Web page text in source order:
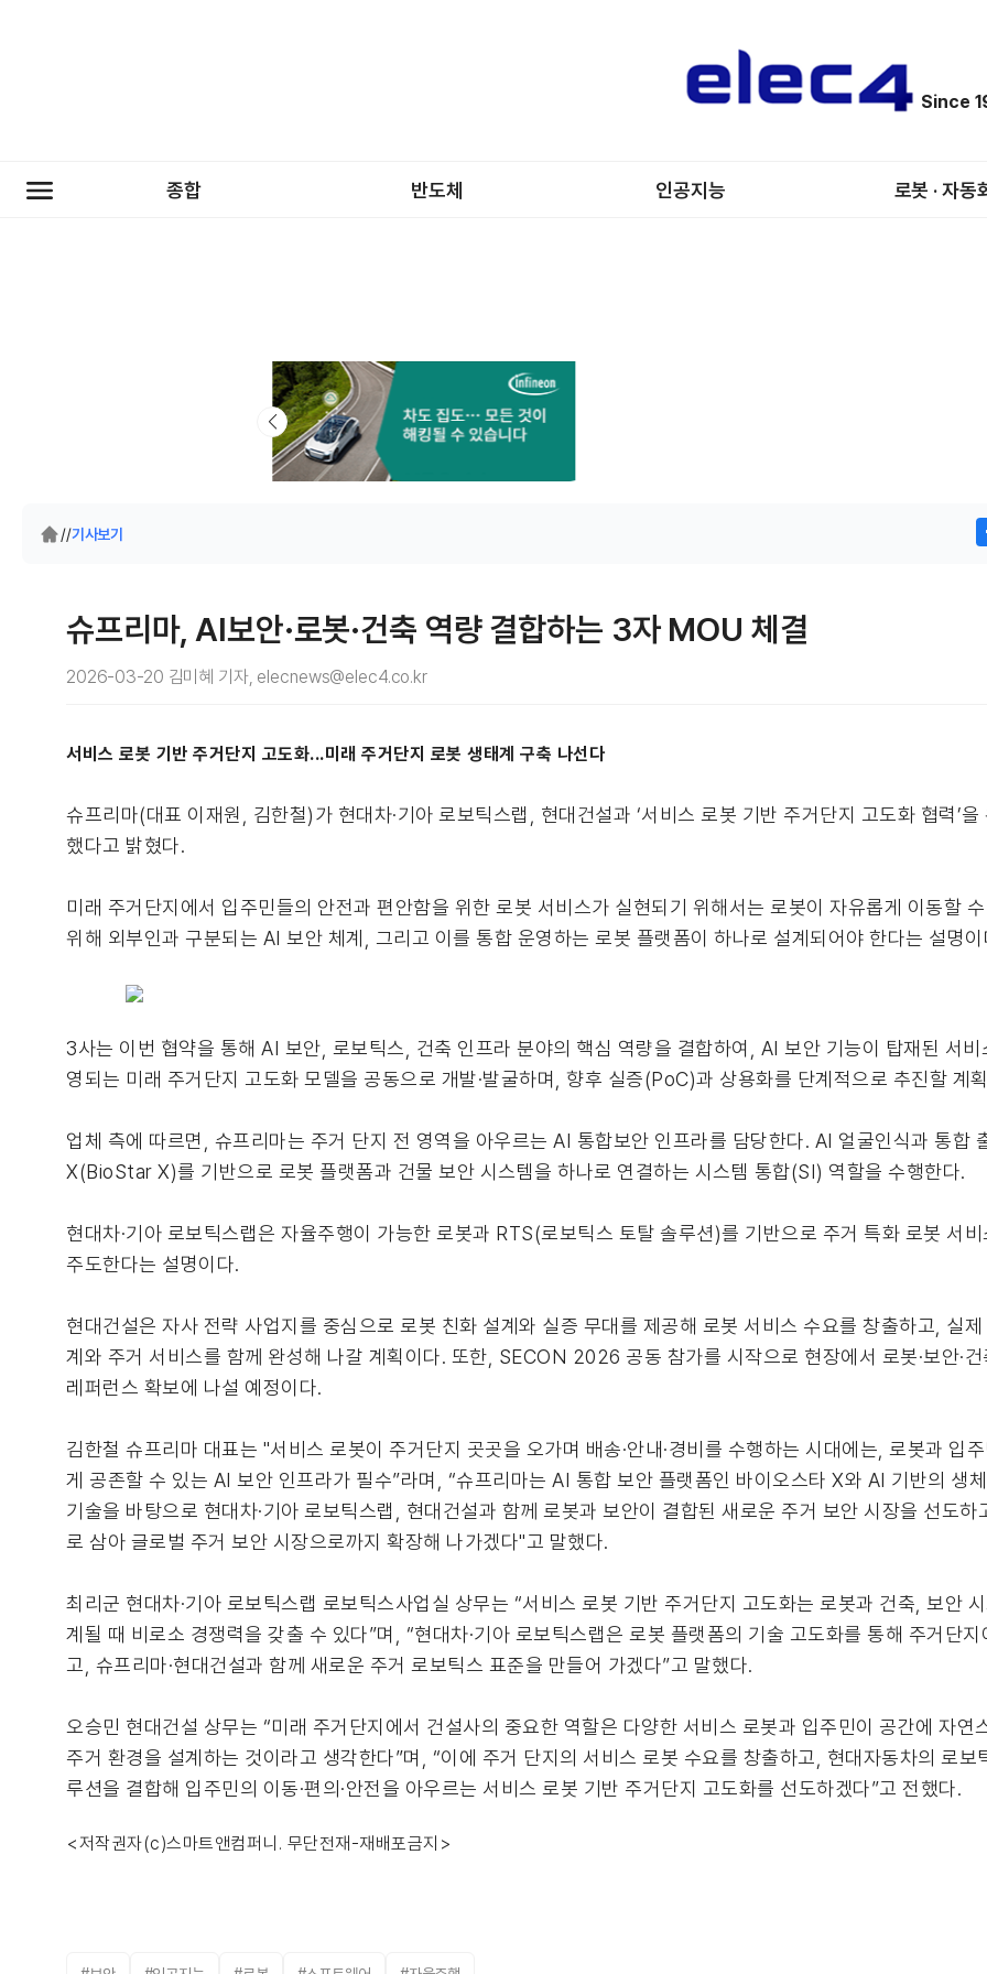
Since
종합 반도체 인공지능 로봇 · 자동
//기사보기
슈프리마, AI보안·로봇·건축 역량 결합하는 3자 MOU 체결
2026-03-20 김미혜 기자, elecnews@elec4.co.kr
서비스 로봇 기반 주거단지 고도화...미래 주거단지 로봇 생태계 구축 나선다
슈프리마(대표 이재원, 김한철)가 현대차·기아 로보틱스랩, 현대건설과 ‘서비스 로봇 기반 주거단지 고도화 협력’
했다고 밝혔다.
미래 주거단지에서 입주민들의 안전과 편안함을 위한 로봇 서비스가 실현되기 위해서는 로봇이 자유롭게 이동할
위해 외부인과 구분되는 AI 보안 체계, 그리고 이를 통합 운영하는 로봇 플랫폼이 하나로 설계되어야 한다는 설명
3사는 이번 협약을 통해 AI 보안, 로보틱스, 건축 인프라 분야의 핵심 역량을 결합하여, AI 보안 기능이 탑재된 서
영되는 미래 주거단지 고도화 모델을 공동으로 개발·발굴하며, 향후 실증(PoC)과 상용화를 단계적으로 추진할 계
업체 측에 따르면, 슈프리마는 주거 단지 전 영역을 아우르는 AI 통합보안 인프라를 담당한다. AI 얼굴인식과 통합
X(BioStar X)를 기반으로 로봇 플랫폼과 건물 보안 시스템을 하나로 연결하는 시스템 통합(SI) 역할을 수행한다.
현대차·기아 로보틱스랩은 자율주행이 가능한 로봇과 RTS(로보틱스 토탈 솔루션)를 기반으로 주거 특화 로봇 서
주도한다는 설명이다.
현대건설은 자사 전략 사업지를 중심으로 로봇 친화 설계와 실증 무대를 제공해 로봇 서비스 수요를 창출하고, 실
계와 주거 서비스를 함께 완성해 나갈 계획이다. 또한, SECON 2026 공동 참가를 시작으로 현장에서 로봇·보안·
레퍼런스 확보에 나설 예정이다.
김한철 슈프리마 대표는 "서비스 로봇이 주거단지 곳곳을 오가며 배송·안내·경비를 수행하는 시대에는, 로봇과 입
게 공존할 수 있는 AI 보안 인프라가 필수”라며, “슈프리마는 AI 통합 보안 플랫폼인 바이오스타 X와 AI 기반의 생
기술을 바탕으로 현대차·기아 로보틱스랩, 현대건설과 함께 로봇과 보안이 결합된 새로운 주거 보안 시장을 선도
로 삼아 글로벌 주거 보안 시장으로까지 확장해 나가겠다"고 말했다.
최리군 현대차·기아 로보틱스랩 로보틱스사업실 상무는 “서비스 로봇 기반 주거단지 고도화는 로봇과 건축, 보안
계될 때 비로소 경쟁력을 갖출 수 있다”며, “현대차·기아 로보틱스랩은 로봇 플랫폼의 기술 고도화를 통해 주거단
고, 슈프리마·현대건설과 함께 새로운 주거 로보틱스 표준을 만들어 가겠다”고 말했다.
오승민 현대건설 상무는 “미래 주거단지에서 건설사의 중요한 역할은 다양한 서비스 로봇과 입주민이 공간에 자연
주거 환경을 설계하는 것이라고 생각한다”며, “이에 주거 단지의 서비스 로봇 수요를 창출하고, 현대자동차의 로
루션을 결합해 입주민의 이동·편의·안전을 아우르는 서비스 로봇 기반 주거단지 고도화를 선도하겠다”고 전했다.
<저작권자(c)스마트앤컴퍼니. 무단전재-재배포금지>